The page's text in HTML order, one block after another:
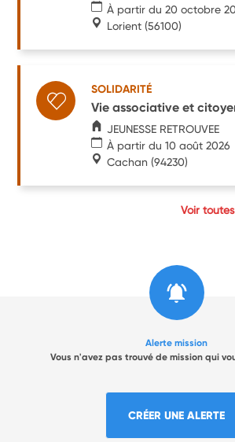
À partir du 20 octobre
Lorient (56100)
SOLIDARITÉ
Vie associative et
JEUNESSE RETROUVEE
À partir du 10 août 2026
Cachan (94230)
Voir
Alerte mission
Vous n'avez pas trouvé de mission qui
CRÉER UNE ALERTE